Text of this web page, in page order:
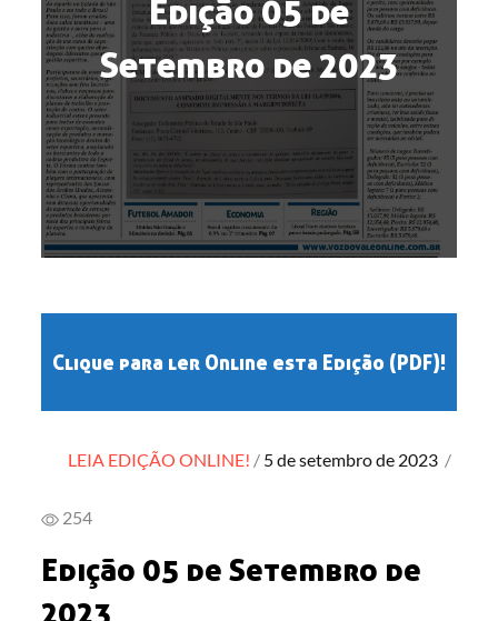
Edição 05 de
Setembro de 2023
Clique para ler Online esta Edição (PDF)!
LEIA EDIÇÃO ONLINE! Posted
5 de setembro de 2023 /
254
Edição 05 de Setembro de
2023